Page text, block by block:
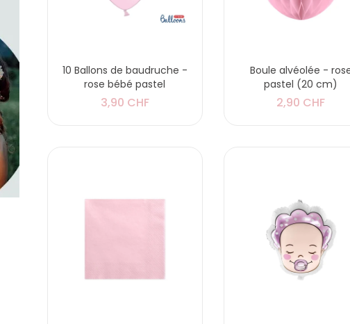
10 Ballons de baudruche -
rose bébé pastel
3,90 CHF
Boule alvéolée -
pastel (20 cm)
2,90 CHF